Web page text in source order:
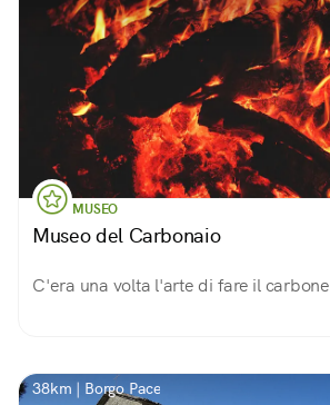
MUSEO
Museo del Carbonaio
C'era una volta l'arte di fare il carbone
38km | Borgo Pace